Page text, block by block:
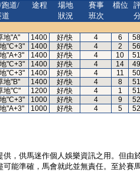
跑道/
道
途程
場地
狀況
賽事
班次
檔位
地"A" 1400 好/快 4 6
58
"C+3" 1400 好/快 4 2
56
"A+3" 1400 好/快 4 10
51
"C+3" 1400 好/快 4 14
49
"C+3" 1400 好/快 4 11
50
地"B" 1400 好/快 4 8
51
地"C" 1200 好/快 4 1
51
"C+3" 1000 好/快 4 9
52
"A+3" 1000 好/快 4 5 52
，供馬迷作個人娛樂資訊之用。但
可能準確，馬會就此並無責任。至於賽